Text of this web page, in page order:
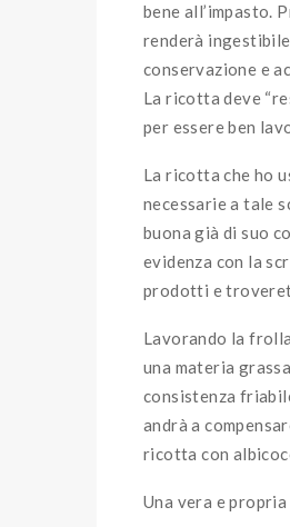
bene all’impasto.
renderà
conservazione e
La ricotta deve
per essere ben
La ricotta che ho
necessarie a tale
buona già di suo
evidenza con la
prodotti e
Lavorando la
una materia
consistenza
andrà a
ricotta con
Una vera e